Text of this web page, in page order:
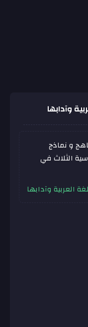
وآدابها
و نماذج
الثلاث في
العربية وآدابها